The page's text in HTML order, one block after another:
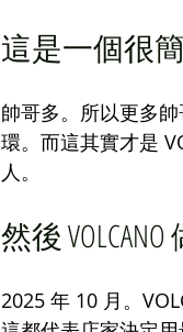
這是一個很
帥哥多。所以更多
環。而這其實才是
人。
然後
2025 年 10 月。